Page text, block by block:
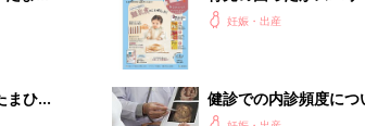
PR（デノン）